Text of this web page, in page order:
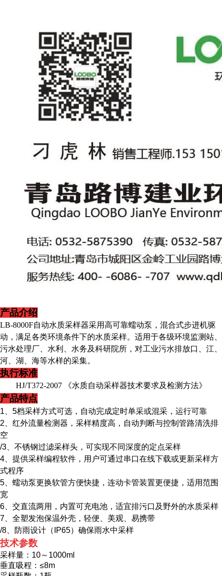
产品介绍
LB-8000F自动水质采样器采用高可靠蠕动泵，混合式步进机驱
动，满足各类环境条件下的水质采样。适用于各级环境监测站、
污水处理厂、水利、水务及科研院所，对工业污水排放口、江、
河、湖、海等水样的采集。
执行标准
HJ/T372-2007 《水质自动采样器技术要求及检测方法》
产品特点
1 5档采样方式可选，自动完成定时单采或混采，运行可靠
2
红外流量检测器，采样精度高，自动判断与控制管路清洗排
空
/3
不锈钢过滤采样头，可实现不同深度的定点采样
4
提供采样编程软件，用户可通过串口在线下载或更新采样方
式程序
5
蠕动泵更换软管方便快捷，连动卡管装置更便捷，适用范围
宽
6
交直流两用，内置可充电池，适宜排污口及野外的水质采样
7
全塑发泡保温外壳，轻便、美观、易携带
/8
防雨设计（ IP65）确保雨水中采样
技术参数
采样量： 10～1000ml
垂直吸程： ≤8m